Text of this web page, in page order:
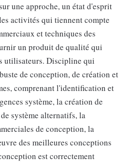
une approche, un état d'esprit
activités qui tiennent compte
et techniques des
un produit de qualité qui
utilisateurs. Discipline qui
de conception, de création et
comprenant l'identification et
système, la création de
système alternatifs, la
de conception, la
des meilleures conceptions
est correctement